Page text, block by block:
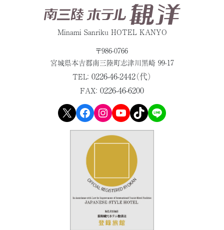
Minami Sanriku HOTEL KANYO
〒986-0766
宮城県本吉郡南三陸町志津川黒崎 99-17
TEL： 0226-46-2442（代）
FAX： 0226-46-6200
X Facebook Instagram YouTube TikTok LINE